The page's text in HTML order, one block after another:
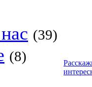
(39)
(8)